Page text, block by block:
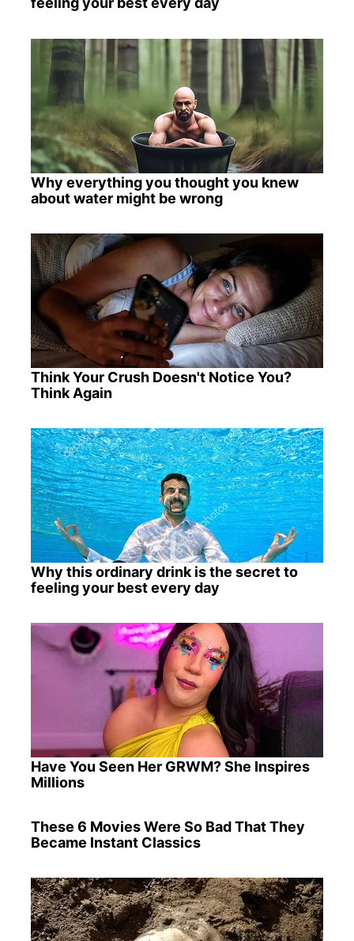
Why everything you thought you knew
about water might be wrong
Think Your Crush Doesn't Notice You?
Think Again
Why this ordinary drink is the secret to
feeling your best every day
Have You Seen Her GRWM? She Inspires
Millions
These 6 Movies Were So Bad That They
Became Instant Classics